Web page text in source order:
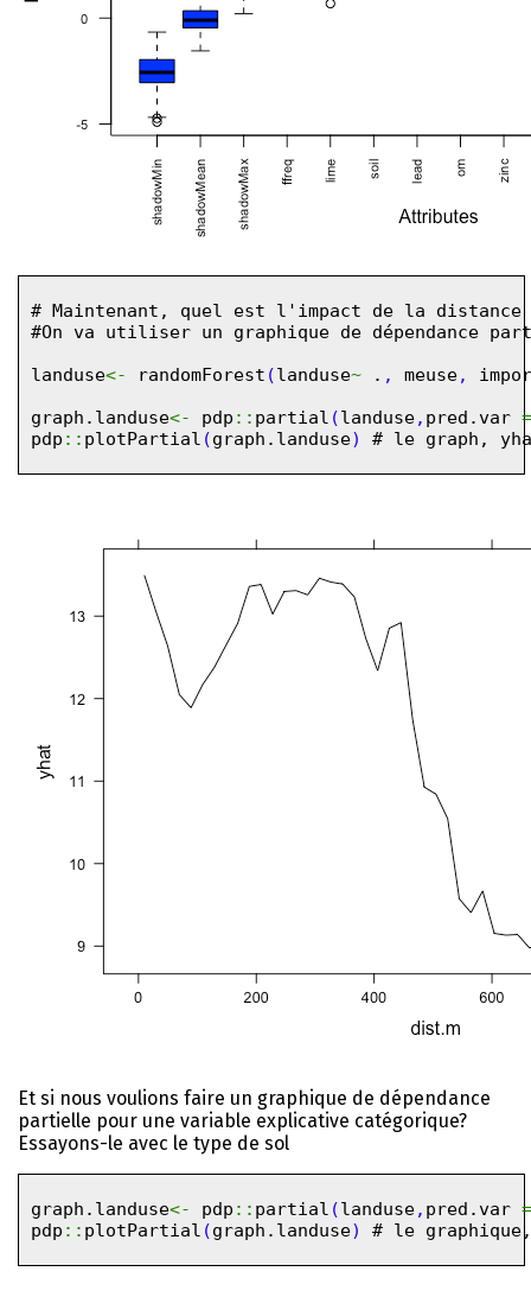
# Maintenant, quel est l'impact de la
#On va utiliser un graphique de dépendance
landuse<- randomForest (landuse~ . , meuse,
graph.landuse<- pdp :: partial (landuse, pred.var =
pdp :: plotPartial (graph.landuse) # le graph,
Et si nous voulions faire un graphique de dépendance
partielle pour une variable explicative catégorique?
Essayons-le avec le type de sol
graph.landuse<- pdp :: partial (landuse, pred.var =
pdp :: plotPartial (graph.landuse) # le